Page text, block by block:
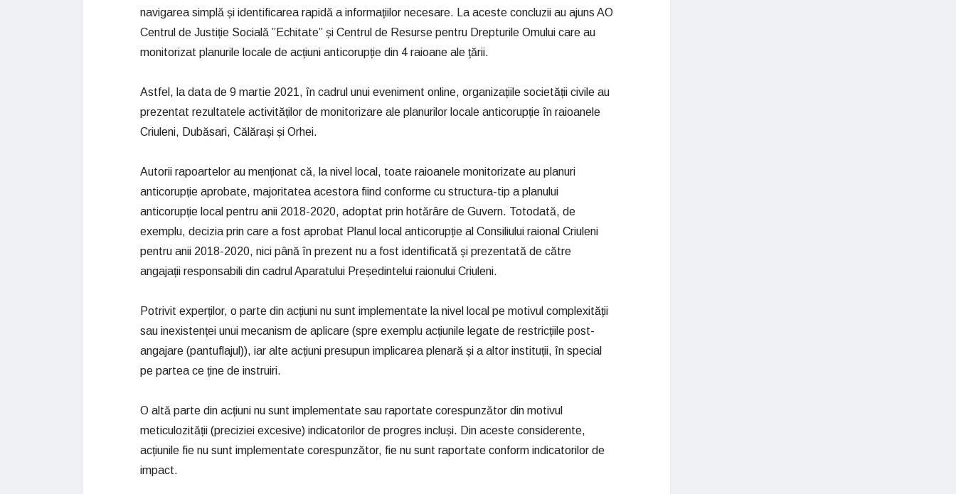
navigarea simplă și identificarea rapidă a informațiilor necesare. La aceste concluzii au ajuns AO
Centrul de Justiție Socială ”Echitate” și Centrul de Resurse pentru Drepturile Omului care au
monitorizat planurile locale de acțiuni anticorupție din 4 raioane ale țării.
Astfel, la data de 9 martie 2021, în cadrul unui eveniment online, organizațiile societății civile au
prezentat rezultatele activităților de monitorizare ale planurilor locale anticorupție în raioanele
Criuleni, Dubăsari, Călărași și Orhei.
Autorii rapoartelor au menționat că, la nivel local, toate raioanele monitorizate au planuri
anticorupție aprobate, majoritatea acestora fiind conforme cu structura-tip a planului
anticorupție local pentru anii 2018-2020, adoptat prin hotărâre de Guvern. Totodată, de
exemplu, decizia prin care a fost aprobat Planul local anticorupție al Consiliului raional Criuleni
pentru anii 2018-2020, nici până în prezent nu a fost identificată și prezentată de către
angajații responsabili din cadrul Aparatului Președintelui raionului Criuleni.
Potrivit experților, o parte din acțiuni nu sunt implementate la nivel local pe motivul complexității
sau inexistenței unui mecanism de aplicare (spre exemplu acțiunile legate de restricțiile post-
angajare (pantuflajul)), iar alte acțiuni presupun implicarea plenară și a altor instituții, în special
pe partea ce ține de instruiri.
O altă parte din acțiuni nu sunt implementate sau raportate corespunzător din motivul
meticulozității (preciziei excesive) indicatorilor de progres incluși. Din aceste considerente,
acțiunile fie nu sunt implementate corespunzător, fie nu sunt raportate conform indicatorilor de
impact.